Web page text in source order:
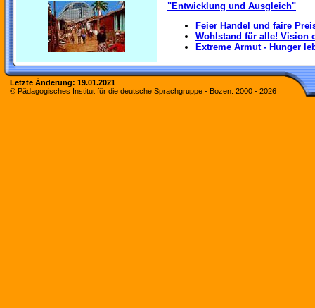
"Entwicklung und Ausgleich"
Feier Handel und faire
Wohlstand für alle! Vision
Extreme Armut - Hunger
Letzte Änderung: 19.01.2021
© Pädagogisches Institut für die deutsche Sprachgruppe - Bozen. 2000 - 2026